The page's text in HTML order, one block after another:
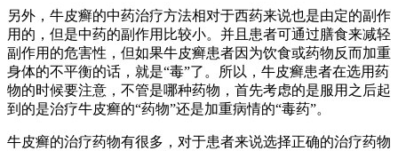
另外，牛皮癣的中药治疗方法相对于西药来说也是由定的副作
用的，但是中药的副作用比较小。并且患者可通过膳食来减轻
副作用的危害性，但如果牛皮癣患者因为饮食或药物反而加重
身体的不平衡的话，就是“毒”了。所以，牛皮癣患者在选用药
物的时候要注意，不管是哪种药物，首先考虑的是服用之后起
到的是治疗牛皮癣的“药物”还是加重病情的“毒药”。
牛皮癣的治疗药物有很多，对于患者来说选择正确的治疗药物